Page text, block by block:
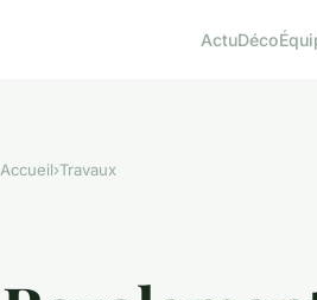
ActuDéco
Accueil›Travaux